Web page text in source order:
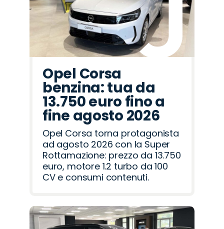
Opel Corsa
benzina: tua da
13.750 euro fino a
fine agosto 2026
Opel Corsa torna protagonista
ad agosto 2026 con la Super
Rottamazione: prezzo da 13.750
euro, motore 1.2 turbo da 100
CV e consumi contenuti.